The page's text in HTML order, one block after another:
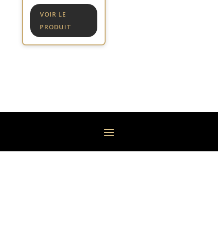
VOIR LE
PRODUIT